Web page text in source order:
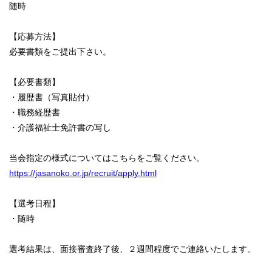
随時
【応募方法】
必要書類をご提出下さい。
【必要書類】
・履歴書（写真貼付）
・職務経歴書
・介護福祉士免許書の写し
当会指定の様式についてはこちらをご覧ください。
https://jasanoko.or.jp/recruit/apply.html
【選考日程】
・随時
選考結果は、面接審査終了後、２週間程度でご連絡いたします。